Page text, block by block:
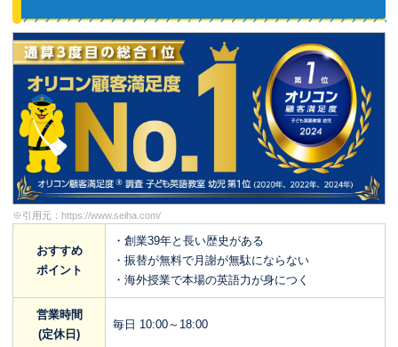
※引用元： https://www.seiha.com/
おすすめ
ポイント
・創業39年と長い歴史がある
・振替が無料で月謝が無駄にならない
・海外授業で本場の英語力が身につく
営業時間
(定休日)
毎日 10:00～18:00